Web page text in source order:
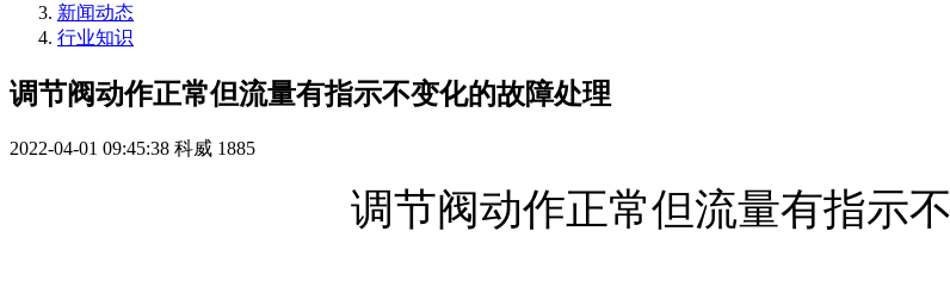
新闻动态
行业知识
调节阀动作正常但流量有指示不变化的故障处理
2022-04-01 09:45:38 科威 1885
调节阀动作正常但流量有指示